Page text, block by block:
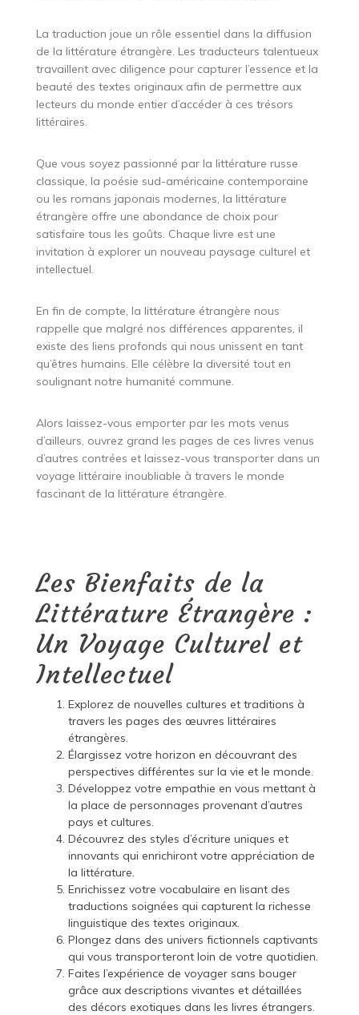
La traduction joue un rôle essentiel dans la diffusion
de la littérature étrangère. Les traducteurs talentueux
travaillent avec diligence pour capturer l’essence et la
beauté des textes originaux afin de permettre aux
lecteurs du monde entier d’accéder à ces trésors
littéraires.
Que vous soyez passionné par la littérature russe
classique, la poésie sud-américaine contemporaine
ou les romans japonais modernes, la littérature
étrangère offre une abondance de choix pour
satisfaire tous les goûts. Chaque livre est une
invitation à explorer un nouveau paysage culturel et
intellectuel.
En fin de compte, la littérature étrangère nous
rappelle que malgré nos différences apparentes, il
existe des liens profonds qui nous unissent en tant
qu’êtres humains. Elle célèbre la diversité tout en
soulignant notre humanité commune.
Alors laissez-vous emporter par les mots venus
d’ailleurs, ouvrez grand les pages de ces livres venus
d’autres contrées et laissez-vous transporter dans un
voyage littéraire inoubliable à travers le monde
fascinant de la littérature étrangère.
Les Bienfaits de la
Littérature Étrangère :
Un Voyage Culturel et
Intellectuel
Explorez de nouvelles cultures et traditions à
travers les pages des œuvres littéraires
étrangères.
Élargissez votre horizon en découvrant des
perspectives différentes sur la vie et le monde.
Développez votre empathie en vous mettant à
la place de personnages provenant d’autres
pays et cultures.
Découvrez des styles d’écriture uniques et
innovants qui enrichiront votre appréciation de
la littérature.
Enrichissez votre vocabulaire en lisant des
traductions soignées qui capturent la richesse
linguistique des textes originaux.
Plongez dans des univers fictionnels captivants
qui vous transporteront loin de votre quotidien.
Faites l’expérience de voyager sans bouger
grâce aux descriptions vivantes et détaillées
des décors exotiques dans les livres étrangers.